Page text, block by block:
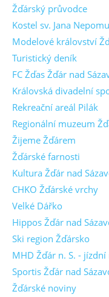
Žďárský průvodce
Kostel sv. Jana
Modelové království
Turistický deník
FC Žďas Žďár nad
Královská divadelní
Rekreační areál Pilák
Regionální muzeum
Žijeme Žďárem
Žďárské farnosti
Kultura Žďár nad
CHKO Žďárské vrchy
Velké Dářko
Hippos Žďár nad
Ski region Žďársko
MHD Žďár n. S. - jízdní
Sportis Žďár nad
Žďárské noviny